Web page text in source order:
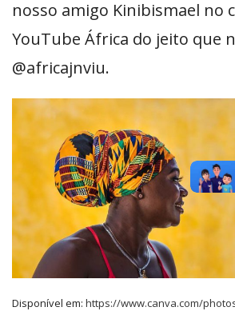
nosso amigo Kinibismael no
YouTube África do jeito que
@africajnviu.
Disponível em: https://www.canva.com/